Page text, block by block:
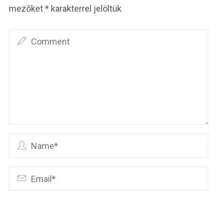
mezőket* karakterrel jelöltük